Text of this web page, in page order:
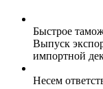
Быстрое
Выпуск
импортной
Несем